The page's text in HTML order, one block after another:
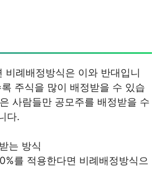
비례배정방식은 이와 반대입니
주식을 많이 배정받을 수 있습
사람들만 공모주를 배정받을 수
다.
는 방식
를 적용한다면 비례배정방식으